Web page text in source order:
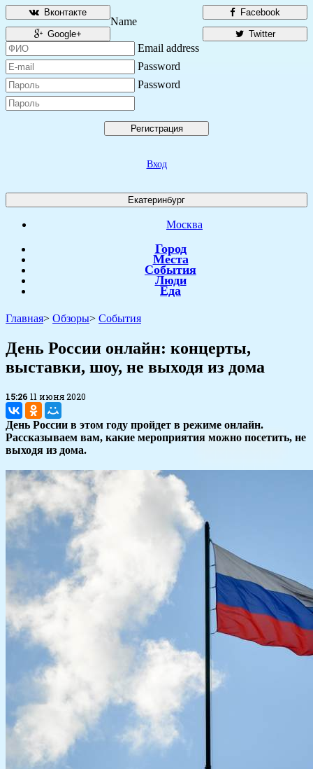
Facebook
Вконтакте
Twitter
Google+
Name
Email address
Password
Password
Регистрация
Вход
Екатеринбург
Москва
Город
Места
События
Люди
Еда
Главная> Обзоры> События
День России онлайн: концерты,
выставки, шоу, не выходя из дома
15:26 11 июня 2020
День России в этом году пройдет в режиме онлайн.
Рассказываем вам, какие мероприятия можно посетить, не
выходя из дома.